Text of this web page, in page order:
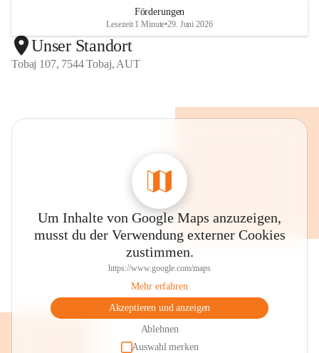
Förderungen
Lesezeit 1 Minute•29. Juni 2026
Unser Standort
Tobaj 107, 7544 Tobaj, AUT
Um Inhalte von Google Maps anzuzeigen,
musst du der Verwendung externer Cookies
zustimmen.
https://www.google.com/maps
Mehr erfahren
Akzeptieren und anzeigen
Ablehnen
Auswahl merken